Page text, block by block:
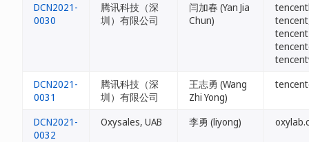
DCN2021-
0030
腾讯科技（深
圳）有限公司
闫加春 (Yan Jia
Chun)
DCN2021-
0031
腾讯科技（深
圳）有限公司
王志勇 (Wang
Zhi Yong)
DCN2021-
0032
Oxysales, UAB 李勇 (liyong)